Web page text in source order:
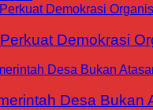
Demokrasi
Desa Bukan